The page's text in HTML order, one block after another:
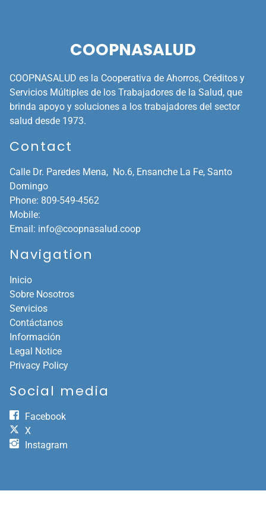
COOPNASALUD
COOPNASALUD es la Cooperativa de Ahorros, Créditos y
Servicios Múltiples de los Trabajadores de la Salud, que
brinda apoyo y soluciones a los trabajadores del sector
salud desde 1973.
Contact
Calle Dr. Paredes Mena, No.6, Ensanche La Fe, Santo
Domingo
Phone: 809-549-4562
Mobile:
Email: info@coopnasalud.coop
Navigation
Inicio
Sobre Nosotros
Servicios
Contáctanos
Información
Legal Notice
Privacy Policy
Social media
Facebook
X
Instagram